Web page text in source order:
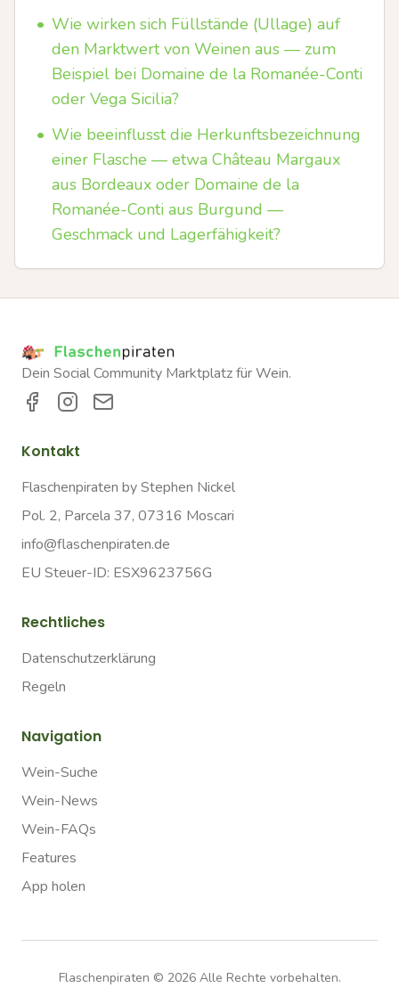
• Wie wirken sich Füllstände (Ullage) auf
den Marktwert von Weinen aus — zum
Beispiel bei Domaine de la Romanée-Conti
oder Vega Sicilia?
• Wie beeinflusst die Herkunftsbezeichnung
einer Flasche — etwa Château Margaux
aus Bordeaux oder Domaine de la
Romanée-Conti aus Burgund —
Geschmack und Lagerfähigkeit?
Dein Social Community Marktplatz für Wein.
Kontakt
Flaschenpiraten by Stephen Nickel
Pol. 2, Parcela 37, 07316 Moscari
info@flaschenpiraten.de
EU Steuer-ID: ESX9623756G
Rechtliches
Datenschutzerklärung
Regeln
Navigation
Wein-Suche
Wein-News
Wein-FAQs
Features
App holen
Flaschenpiraten © 2026Alle Rechte vorbehalten.